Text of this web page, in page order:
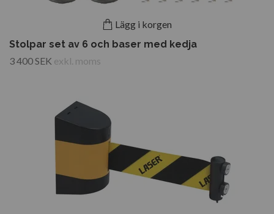
Lägg i korgen
Stolpar set av 6 och baser med kedja
3 400 SEK exkl. moms